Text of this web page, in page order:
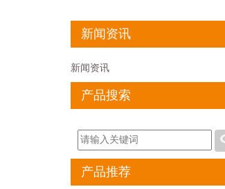
新闻资讯
新闻资讯
产品搜索
产品推荐